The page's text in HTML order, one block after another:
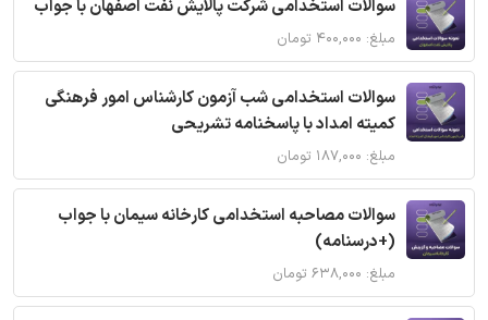
سوالات استخدامی شرکت پالایش نفت اصفهان با جواب
مبلغ: ۴۰۰,۰۰۰ تومان
سوالات استخدامی شب آزمون کارشناس امور فرهنگی
کمیته امداد با پاسخنامه تشریحی
مبلغ: ۱۸۷,۰۰۰ تومان
سوالات مصاحبه استخدامی کارخانه سیمان با جواب
(+درسنامه)
مبلغ: ۶۳۸,۰۰۰ تومان